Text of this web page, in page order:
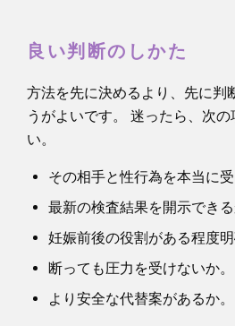
良い判断のしかた
方法を先に決めるより、先に判
うがよいです。 迷ったら、次
い。
その相手と性行為を本当に受
最新の検査結果を開示できる
妊娠前後の役割がある程度明
断っても圧力を受けないか。
より安全な代替案があるか。